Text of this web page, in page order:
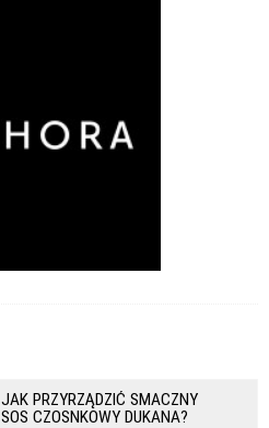
JAK PRZYRZĄDZIĆ SMACZNY
SOS CZOSNKOWY DUKANA?